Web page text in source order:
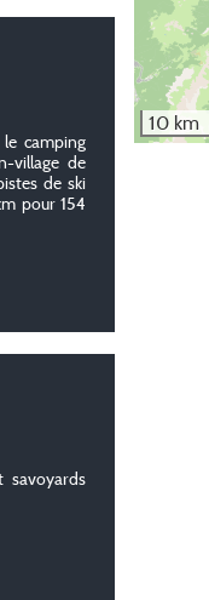
camping
village de
de ski
pour 154
savoyards
10 km